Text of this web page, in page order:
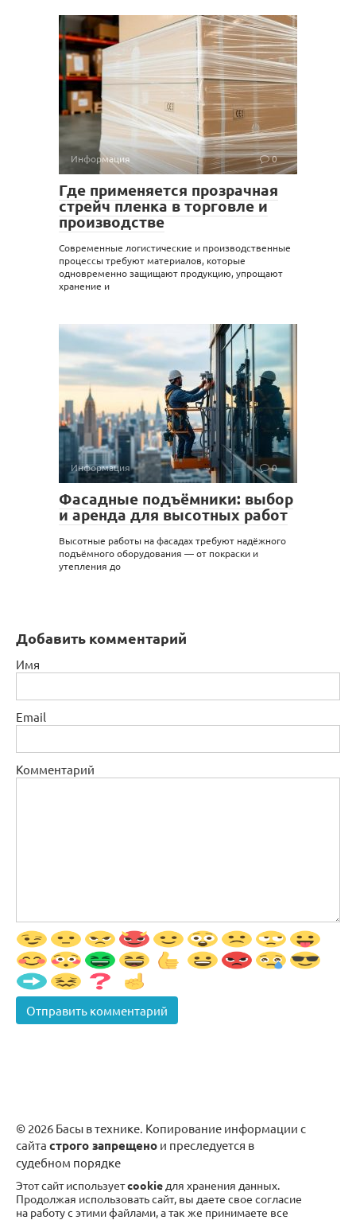
Информация 0
Где применяется прозрачная
стрейч пленка в торговле и
производстве
Современные логистические и производственные
процессы требуют материалов, которые
одновременно защищают продукцию, упрощают
хранение и
Информация 0
Фасадные подъёмники: выбор
и аренда для высотных работ
Высотные работы на фасадах требуют надёжного
подъёмного оборудования — от покраски и
утепления до
Добавить комментарий
Имя
Email
Комментарий
© 2026 Басы в технике. Копирование информации с
сайта строго запрещено и преследуется в
судебном порядке
Этот сайт используетcookie для хранения данных.
Продолжая использовать сайт, вы даете свое согласие
на работу с этими файлами, а так же принимаете все